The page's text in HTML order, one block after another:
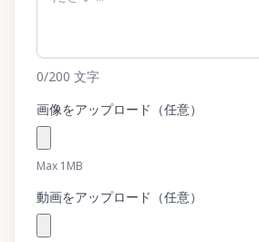
0/200 文字
画像をアップロード（任意）
Max 1MB
動画をアップロード（任意）